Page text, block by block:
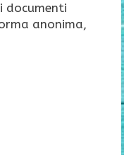
documenti
anonima,